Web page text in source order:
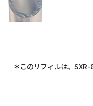
＊このリフィルは、SXR-